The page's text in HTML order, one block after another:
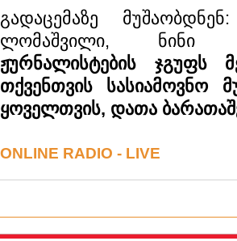
გადაცემაზე
ლომაშვილი, ნინი
ჟურნალისტების ჯგუფს
თქვენთვის სასიამოვნო
ყოველთვის, დათა
ONLINE RADIO - LIVE